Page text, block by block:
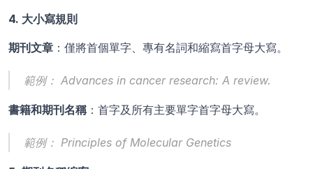
4. 大小寫規則
期刊文章 ：僅將首個單字、專有名詞和縮寫首字母大寫。
範例： Advances in cancer research: A review.
書籍和期刊名稱 ：首字及所有主要單字首字母大寫。
範例： Principles of Molecular Genetics